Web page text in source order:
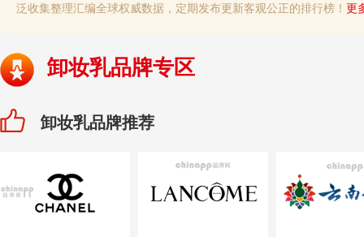
泛收集整理汇编全球权威数据，定期发布更新客观公正的排行榜！ 更
卸妆乳品牌专区
卸妆乳品牌推荐